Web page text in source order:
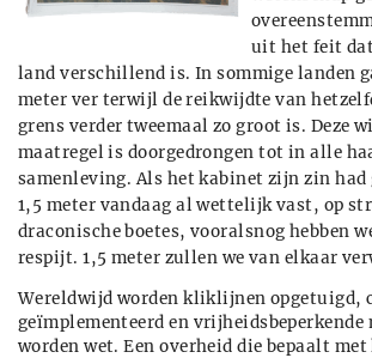
uit het feit
land verschillend is. In sommige landen
meter ver terwijl de reikwijdte van
grens verder tweemaal zo groot is. Deze
maatregel is doorgedrongen tot in alle
samenleving. Als het kabinet zijn zin had
1,5 meter vandaag al wettelijk vast, op
draconische boetes, vooralsnog hebben
respijt. 1,5 meter zullen we van elkaar
Wereldwijd worden kliklijnen opgetuigd,
geïmplementeerd en vrijheidsbeperkende
worden wet. Een overheid die bepaalt met